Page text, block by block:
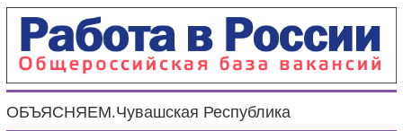
ОБЪЯСНЯЕМ.Чувашская Республика